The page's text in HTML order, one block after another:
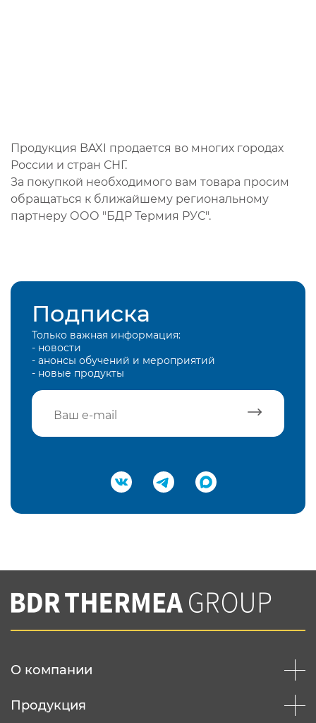
Продукция BAXI продается во многих городах
России и стран СНГ.
За покупкой необходимого вам товара просим
обращаться к ближайшему региональному
партнеру ООО "БДР Термия РУС".
Подписка
Только важная информация:
- новости
- анонсы обучений и мероприятий
- новые продукты
Подтвердить e-mail
Вы соглашаетесь с нашей политикой
конфеденциальности
О компании
Продукция